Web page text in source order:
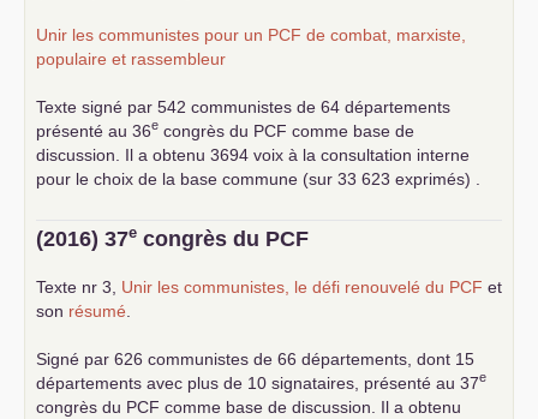
Unir les communistes pour un PCF de combat, marxiste,
populaire et rassembleur
Texte signé par 542 communistes de 64 départements
présenté au 36e congrès du PCF comme base de
discussion. Il a obtenu 3694 voix à la consultation interne
pour le choix de la base commune (sur 33 623 exprimés) .
(2016) 37e congrès du PCF
Texte nr 3, Unir les communistes, le défi renouvelé du PCF et
son résumé
Signé par 626 communistes de 66 départements, dont 15
départements avec plus de 10 signataires, présenté au 37e
congrès du PCF comme base de discussion. Il a obtenu